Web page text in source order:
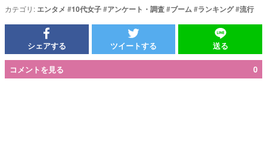
カテゴリ: エンタメ #10代女子#アンケート・調査#ブーム#ランキング#流行
シェアする ツイートする 送る
コメントを見る 0